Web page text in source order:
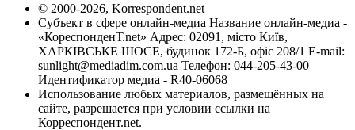
© 2000-2026, Korrespondent.net
Субъект в сфере онлайн-медиа Название онлайн-медиа -
«КореспонденТ.net» Адрес: 02091, місто Київ,
ХАРКІВСЬКЕ ШОСЕ, будинок 172-Б, офіс 208/1 E-mail:
sunlight@mediadim.com.ua Телефон: 044-205-43-00
Идентификатор медиа - R40-06068
Использование любых материалов, размещённых на
сайте, разрешается при условии ссылки на
Корреспондент.net.